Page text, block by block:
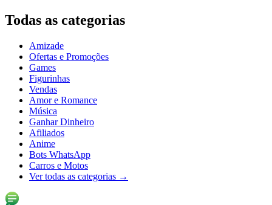
Todas as categorias
Amizade
Ofertas e Promoções
Games
Figurinhas
Vendas
Amor e Romance
Música
Ganhar Dinheiro
Afiliados
Anime
Bots WhatsApp
Carros e Motos
Ver todas as categorias →